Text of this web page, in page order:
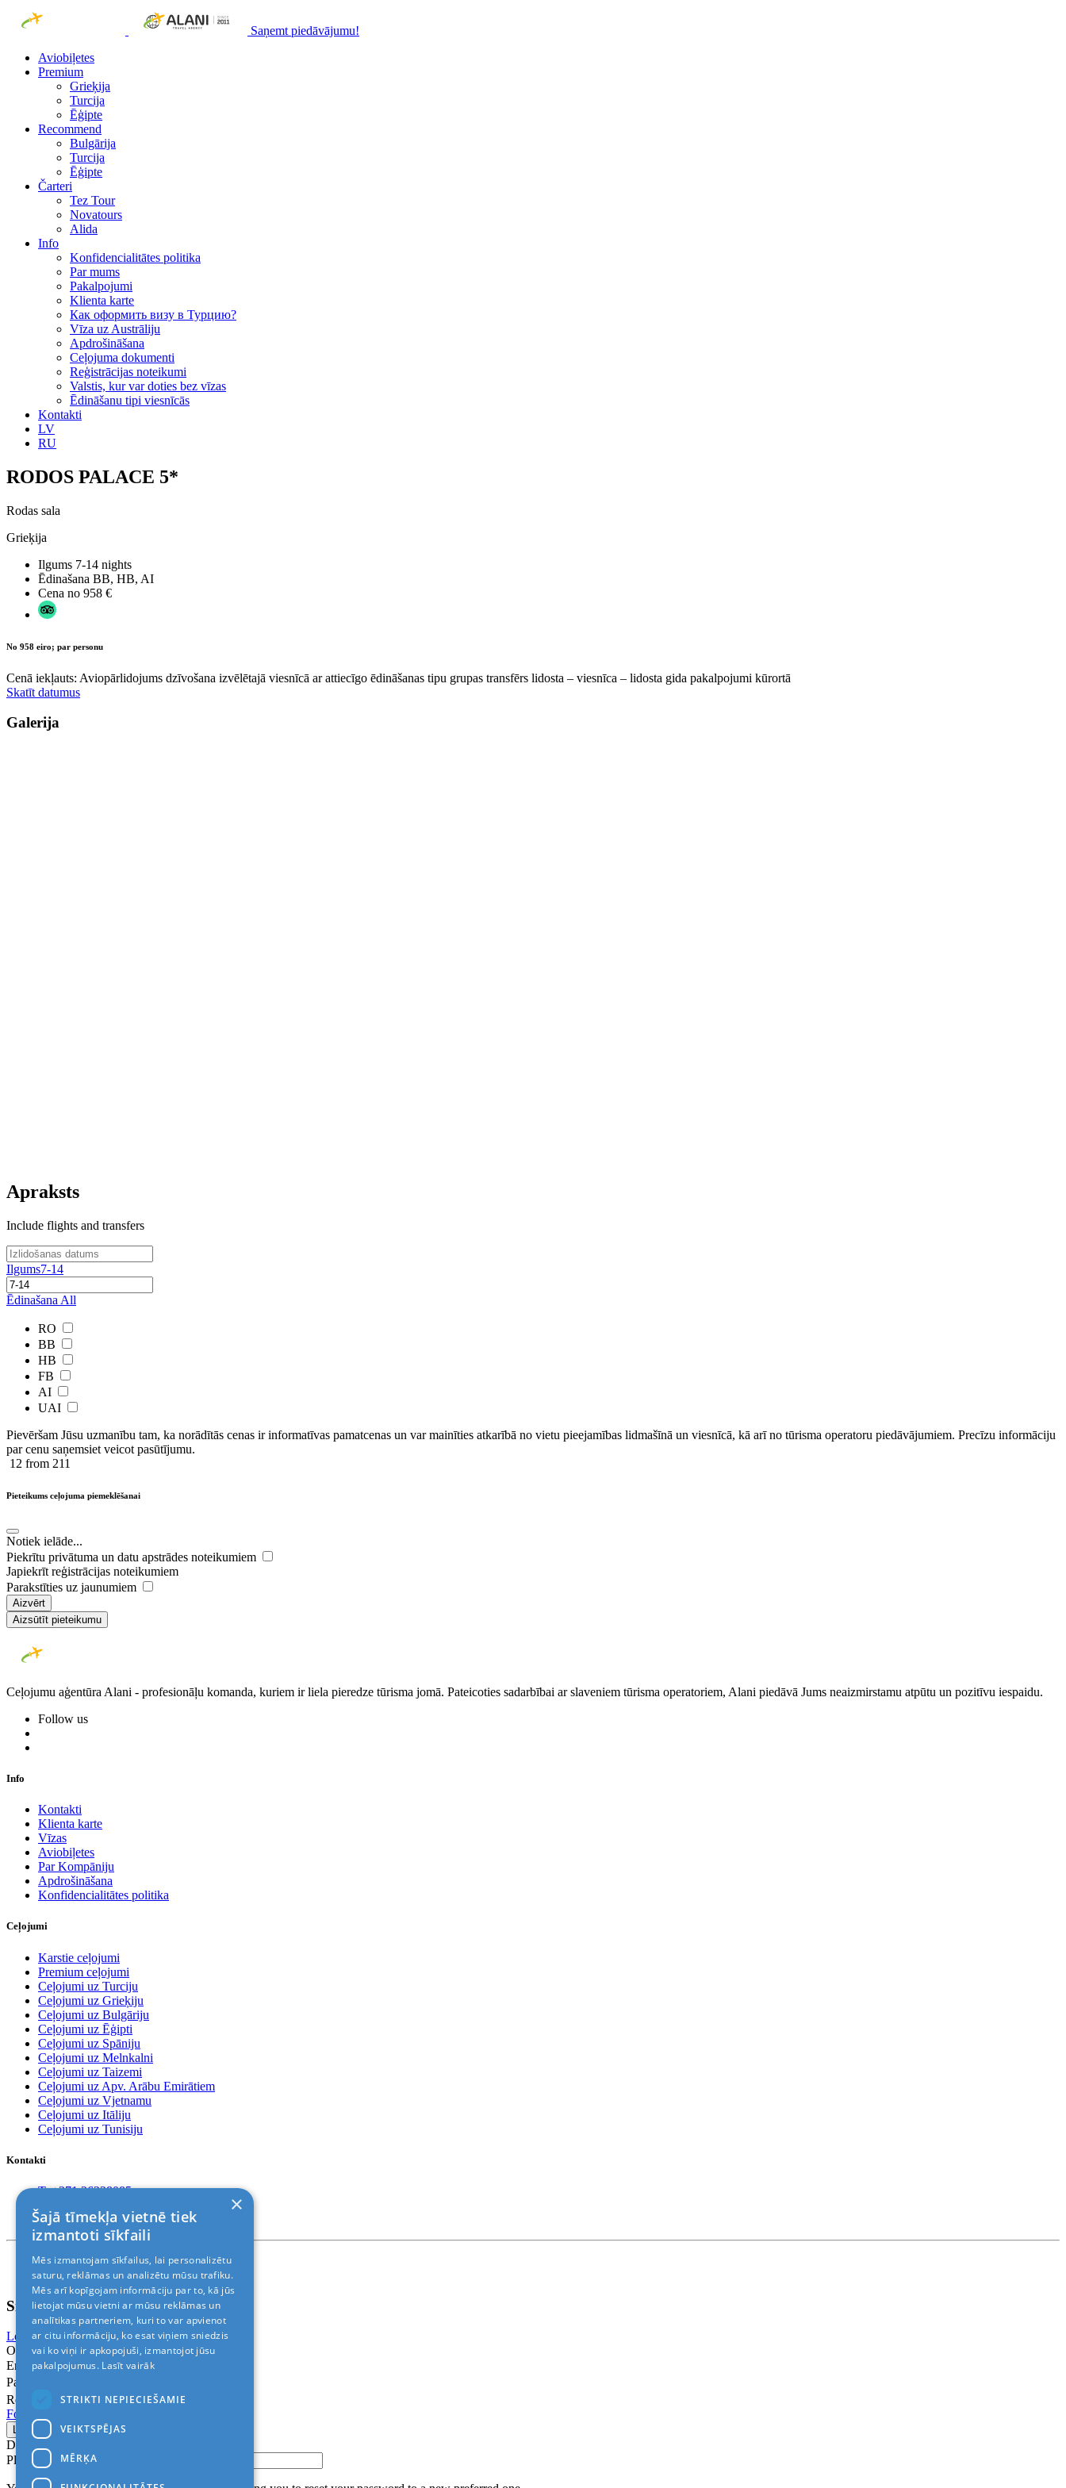
Saņemt piedāvājumu!
Aviobiļetes
Premium
Grieķija
Turcija
Ēģipte
Recommend
Bulgārija
Turcija
Ēģipte
Čarteri
Tez Tour
Novatours
Alida
Info
Konfidencialitātes politika
Par mums
Рakalpojumi
Klienta karte
Как оформить визу в Турцию?
Vīza uz Austrāliju
Apdrošināšana
Ceļojuma dokumenti
Reģistrācijas noteikumi
Valstis, kur var doties bez vīzas
Ēdināšanu tipi viesnīcās
Kontakti
LV
RU
RODOS PALACE 5*
Rodas sala
Grieķija
Ilgums 7-14 nights
Ēdinašana BB, HB, AI
Cena no 958 €
No 958 eiro; par personu
Cenā iekļauts: Aviopārlidojums dzīvošana izvēlētajā viesnīcā ar attiecīgo ēdināšanas tipu grupas transfērs lidosta – viesnīca – lidosta gida pakalpojumi kūrortā
Skatīt datumus
Galerija
Apraksts
Include flights and transfers
Ilgums7-14
Ēdinašana All
RO
BB
HB
FB
AI
UAI
Pievēršam Jūsu uzmanību tam, ka norādītās cenas ir ​informatīvas ​pamatcenas un var mainīties atkarībā ​no ​vietu pieejamības lidmašīnā un viesnīcā, kā arī no tūrisma operatoru piedāvājumiem. Precīzu informāciju
par cenu saņemsiet veicot pasūtījumu.
12 from 211
Pieteikums ceļojuma piemeklēšanai
Notiek ielāde...
Piekrītu privātuma un datu apstrādes noteikumiem
Japiekrīt reģistrācijas noteikumiem
Parakstīties uz jaunumiem
Aizvērt
Aizsūtīt pieteikumu
Ceļojumu aģentūra Alani - profesionāļu komanda, kuriem ir liela pieredze tūrisma jomā. Pateicoties sadarbībai ar slaveniem tūrisma operatoriem, Alani piedāvā Jums neaizmirstamu atpūtu un pozitīvu iespaidu.
Follow us
Info
Kontakti
Klienta karte
Vīzas
Aviobiļetes
Par Kompāniju
Apdrošināšana
Konfidencialitātes politika
Ceļojumi
Karstie ceļojumi
Premium ceļojumi
Ceļojumi uz Turciju
Ceļojumi uz Grieķiju
Ceļojumi uz Bulgāriju
Ceļojumi uz Ēģipti
Ceļojumi uz Spāniju
Ceļojumi uz Melnkalni
Ceļojumi uz Taizemi
Ceļojumi uz Apv. Arābu Emirātiem
Ceļojumi uz Vjetnamu
Ceļojumi uz Itāliju
Ceļojumi uz Tunisiju
Kontakti
T. +371 26228085
Rīga, Kr.Barona 88
Nosacījumi un atrunas
© 2011-2026> «ALANI SIA»
Sign In
Login with Facebook Login with Google
Or
Email
Password
Remember me
Forgot Password?
Don’t have an account?
Please confirm login email below
×
Šajā tīmekļa vietnē tiek
izmantoti sīkfaili
Mēs izmantojam sīkfailus, lai personalizētu
saturu, reklāmas un analizētu mūsu trafiku.
Mēs arī kopīgojam informāciju par to, kā jūs
lietojat mūsu vietni ar mūsu reklāmas un
analītikas partneriem, kuri to var apvienot
ar citu informāciju, ko esat viņiem sniedzis
vai ko viņi ir apkopojuši, izmantojot jūsu
pakalpojumus. Lasīt vairāk
STRIKTI NEPIECIEŠAMIE
VEIKTSPĒJAS
MĒRĶA